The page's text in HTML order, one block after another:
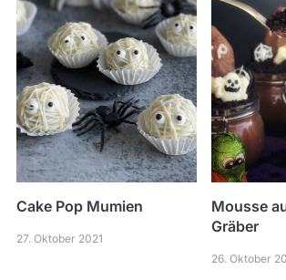
Cake Pop Mumien
27. Oktober 2021
Mousse
Gräber
26. Oktober